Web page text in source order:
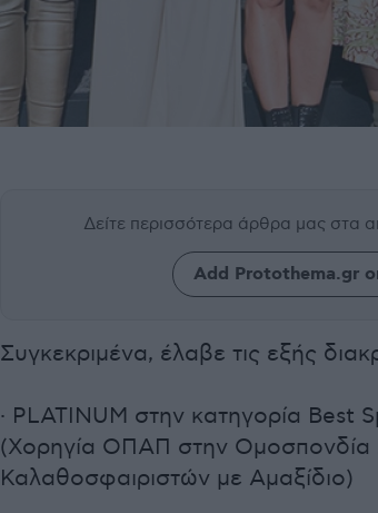
Δείτε περισσότερα άρθρα μας στα
Add Protothema.gr
Συγκεκριμένα, έλαβε τις εξής
· PLATINUM στην κατηγορία Best
(Χορηγία ΟΠΑΠ στην Ομοσπονδία
Καλαθοσφαιριστών με Αμαξίδιο)